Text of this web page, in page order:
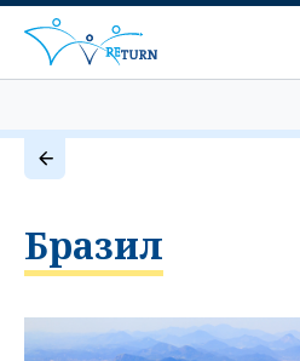
Службе за консултације
Програми
Бразил